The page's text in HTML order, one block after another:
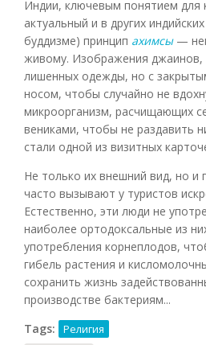
Индии, ключевым понятием для
актуальный и в других
буддизме) принцип ахимсы—
живому. Изображения джаинов,
лишенных одежды, но с
носом, чтобы случайно не
микроорганизм, расчищающих
вениками, чтобы не раздавить
стали одной из визитных
Не только их внешний вид, но и
часто вызывают у туристов
Естественно, эти люди не
наиболее ортодоксальные из
употребления корнеплодов,
гибель растения и
сохранить жизнь
производстве бактериям...
Tags:
Религия